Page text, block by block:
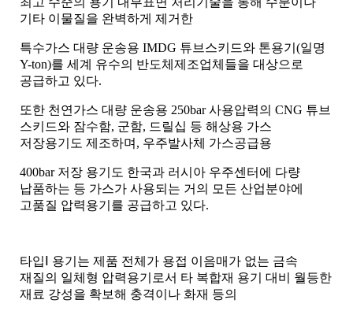
기타 이물질을 완벽하게 제거한
특수가스 대량 운송용 IMDG 튜브스키드와 톤용기 (일명
Y-ton)를 세계 유수의 반도체제조업체들을 대상으로
공급하고 있다.
또한 천연가스 대량 운송용 250bar사용압력의 CNG 튜브
스키드와 잠수함, 군함, 드릴십 등 해상용 가스
저장용기도 제조하며 , 우주발사체 가스공급용
400bar 저장 용기도 한국과 러시아 우주센터에 다량
납품하는 등 가스가 사용되는 거의 모든 산업분야에
고품질 압력용기를 공급하고 있다.
타입
용기는 제품 전체가 용접 이음매가 없는 금속
재질의 일체형 압력용기로서 타 복합재 용기 대비 월등한
재료 강성을 확보해 충격이나 화재 등의